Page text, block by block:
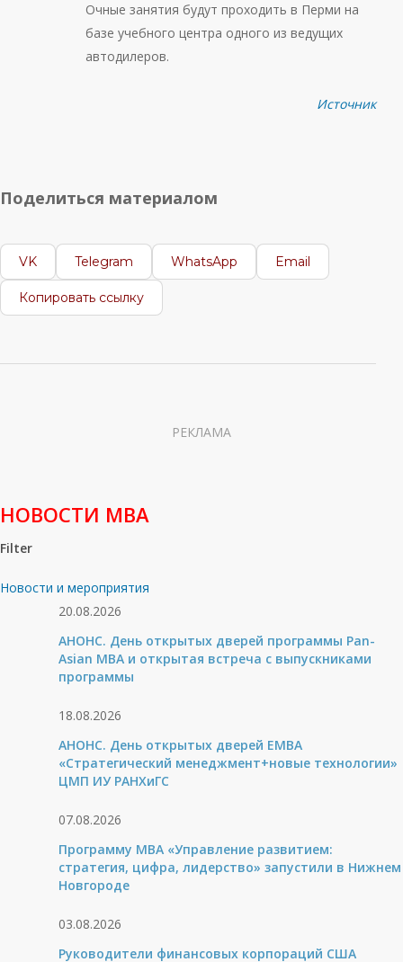
Очные занятия будут проходить в Перми на
базе учебного центра одного из ведущих
автодилеров.
Источник
Поделиться материалом
VK Telegram WhatsApp Email
Копировать ссылку
РЕКЛАМА
НОВОСТИ МВА
Filter
Новости и мероприятия
20.08.2026
АНОНС. День открытых дверей программы Pan-
Asian MBA и открытая встреча с выпускниками
программы
18.08.2026
АНОНС. День открытых дверей ЕМВА
«Стратегический менеджмент+новые технологии»
ЦМП ИУ РАНХиГС
07.08.2026
Программу MBA «Управление развитием:
стратегия, цифра, лидерство» запустили в Нижнем
Новгороде
03.08.2026
Руководители финансовых корпораций США